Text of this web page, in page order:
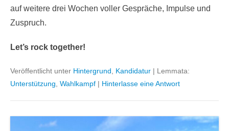
auf weitere drei Wochen voller Gespräche, Impulse und
Zuspruch.
Let’s rock together!
Veröffentlicht unter Hintergrund, Kandidatur | Lemmata:
Unterstützung, Wahlkampf | Hinterlasse eine Antwort